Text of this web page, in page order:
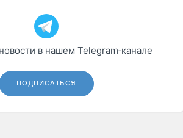
в нашем Telegram‑канале
ПОДПИСАТЬСЯ